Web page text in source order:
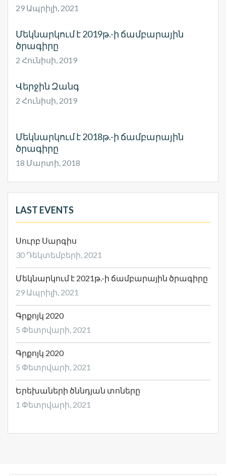
29 Ապրիլի, 2021
Մեկնարկում է 2019թ.-ի ճամբարային
ծրագիրը
2 Հունիսի, 2019
Վերջին Զանգ
2 Հունիսի, 2019
Մեկնարկում է 2018թ.-ի ճամբարային
ծրագիրը
18 Մարտի, 2018
LAST EVENTS
Սուրբ Սարգիս
30 Դեկտեմբերի, 2021
Մեկնարկում է 2021թ.-ի ճամբարային ծրագիրը
29 Ապրիլի, 2021
Գրքոյկ 2020
5 Փետրվարի, 2021
Գրքոյկ 2020
5 Փետրվարի, 2021
Երեխաների ծննդյան տոները
1 Փետրվարի, 2021